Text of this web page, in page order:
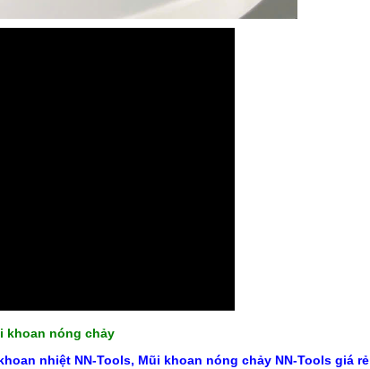
khoan nóng chảy
nhiệt NN-Tools, Mũi khoan nóng chảy NN-Tools giá rẻ